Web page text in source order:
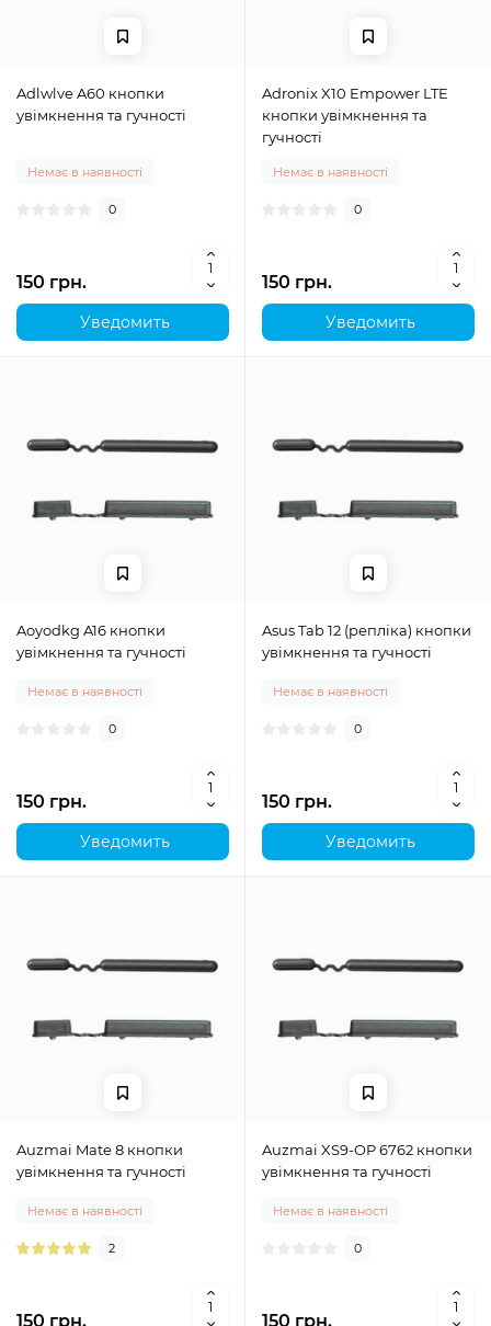
Adlwlve A60 кнопки
увімкнення та гучності
Немає в наявності
0
150 грн.
Уведомить
Adronix X10 Empower LTE
кнопки увімкнення та
гучності
Немає в наявності
0
150 грн.
Уведомить
Aoyodkg A16 кнопки
увімкнення та гучності
Немає в наявності
0
150 грн.
Уведомить
Asus Tab 12 (репліка) кнопки
увімкнення та гучності
Немає в наявності
0
150 грн.
Уведомить
Auzmai Mate 8 кнопки
увімкнення та гучності
Немає в наявності
2
150 грн.
Auzmai XS9-OP 6762 кнопки
увімкнення та гучності
Немає в наявності
0
150 грн.